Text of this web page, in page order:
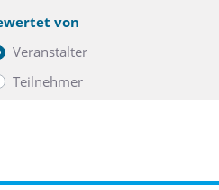
von
Veranstalter
Teilnehmer